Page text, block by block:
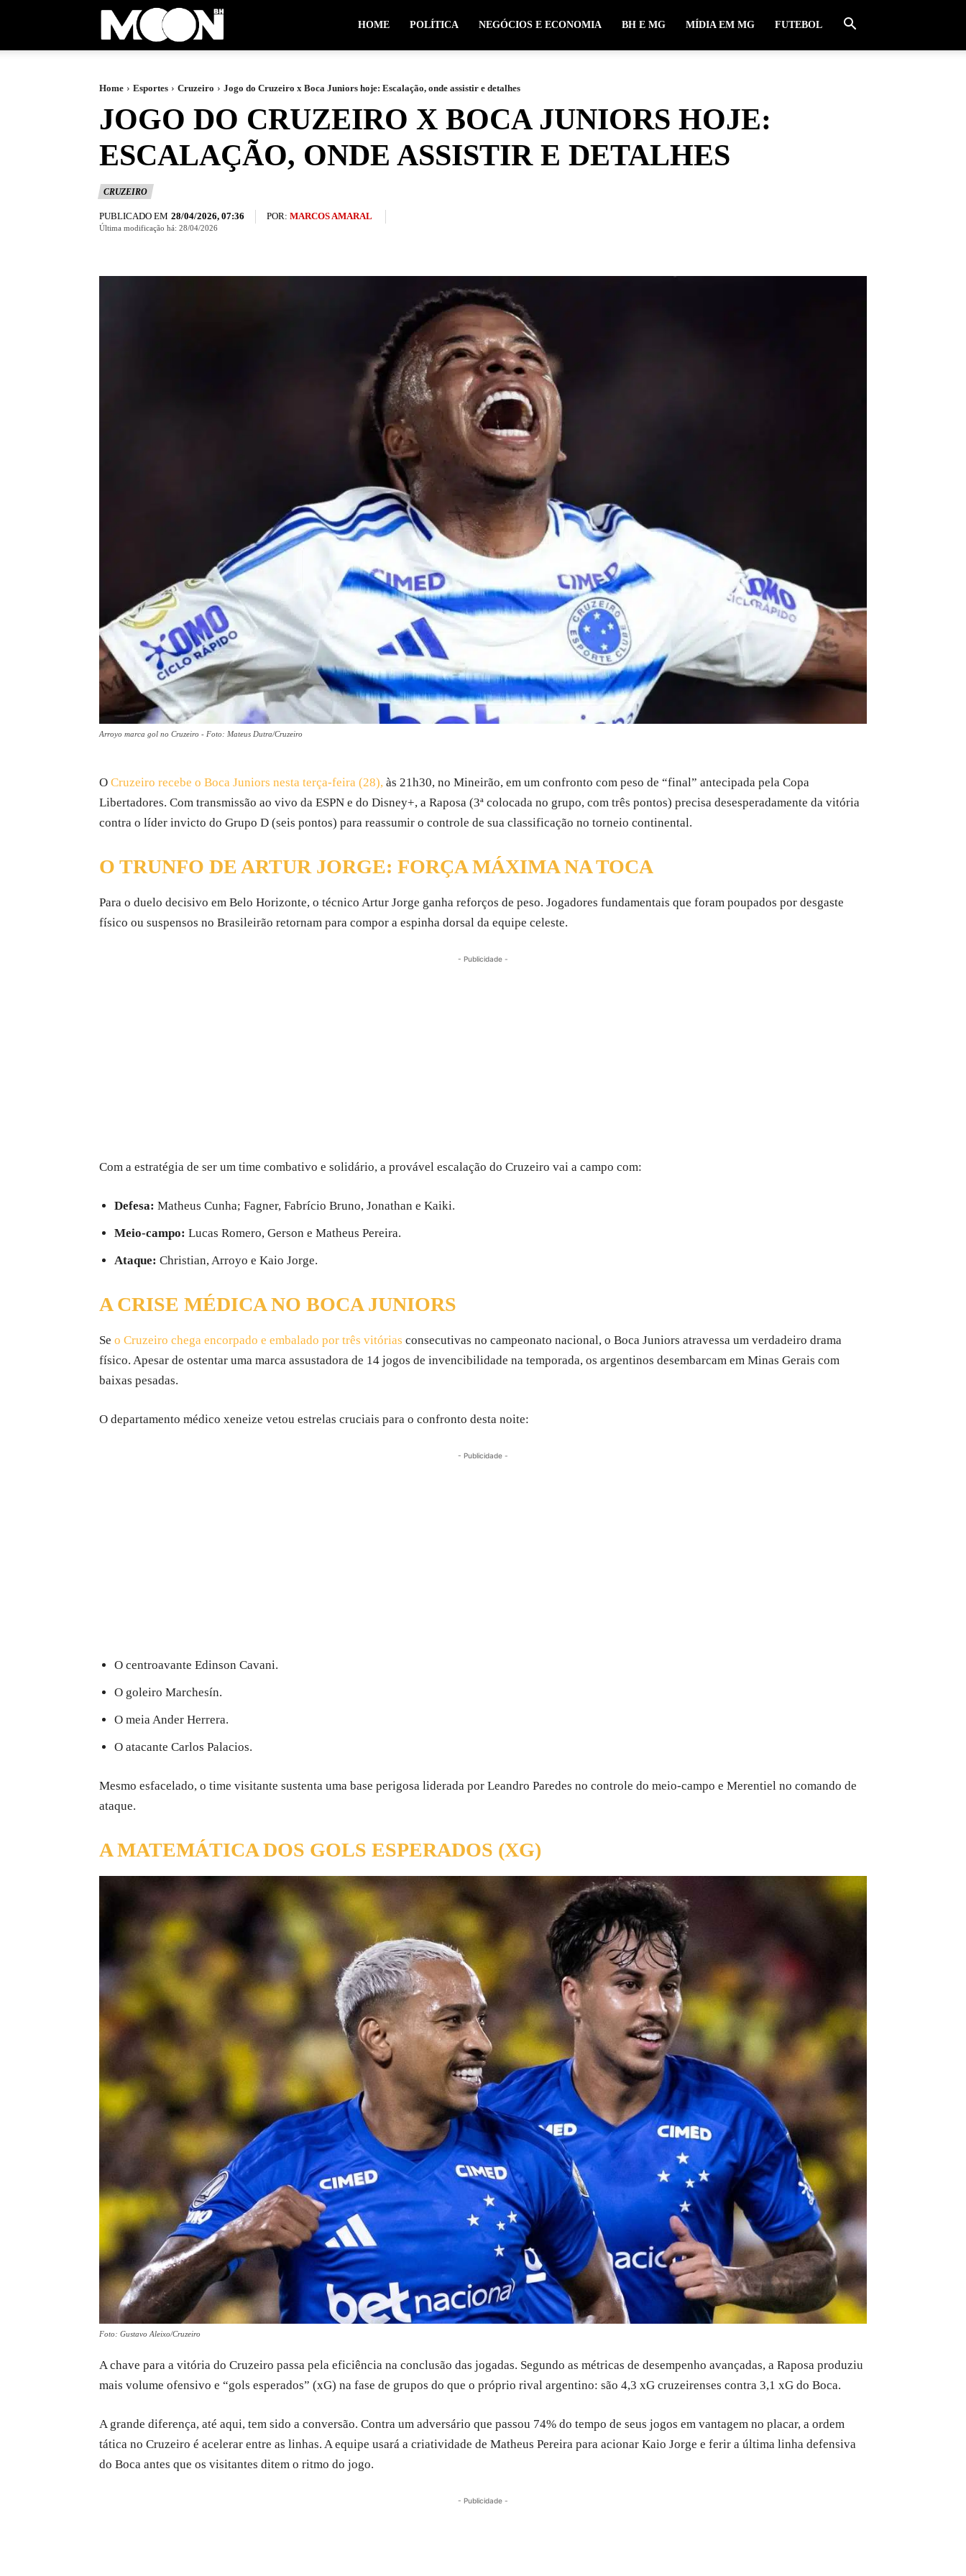
HOME POLÍTICA NEGÓCIOS E ECONOMIA BH E MG MÍDIA EM MG FUTEBOL
Home Esportes Cruzeiro Jogo do Cruzeiro x Boca Juniors hoje: Escalação, onde assistir e detalhes
JOGO DO CRUZEIRO X BOCA JUNIORS HOJE:
ESCALAÇÃO, ONDE ASSISTIR E DETALHES
CRUZEIRO
PUBLICADO EM 28/04/2026, 07:36 POR: MARCOS AMARAL
Última modificação há: 28/04/2026
Arroyo marca gol no Cruzeiro - Foto: Mateus Dutra/Cruzeiro
O Cruzeiro recebe o Boca Juniors nesta terça-feira (28), às 21h30, no Mineirão, em um confronto com peso de “final” antecipada pela Copa
Libertadores. Com transmissão ao vivo da ESPN e do Disney+, a Raposa (3ª colocada no grupo, com três pontos) precisa desesperadamente da vitória
contra o líder invicto do Grupo D (seis pontos) para reassumir o controle de sua classificação no torneio continental.
O TRUNFO DE ARTUR JORGE: FORÇA MÁXIMA NA TOCA
Para o duelo decisivo em Belo Horizonte, o técnico Artur Jorge ganha reforços de peso. Jogadores fundamentais que foram poupados por desgaste
físico ou suspensos no Brasileirão retornam para compor a espinha dorsal da equipe celeste.
- Publicidade -
Com a estratégia de ser um time combativo e solidário, a provável escalação do Cruzeiro vai a campo com:
Defesa: Matheus Cunha; Fagner, Fabrício Bruno, Jonathan e Kaiki.
Meio-campo: Lucas Romero, Gerson e Matheus Pereira.
Ataque: Christian, Arroyo e Kaio Jorge.
A CRISE MÉDICA NO BOCA JUNIORS
Se o Cruzeiro chega encorpado e embalado por três vitórias consecutivas no campeonato nacional, o Boca Juniors atravessa um verdadeiro drama
físico. Apesar de ostentar uma marca assustadora de 14 jogos de invencibilidade na temporada, os argentinos desembarcam em Minas Gerais com
baixas pesadas.
O departamento médico xeneize vetou estrelas cruciais para o confronto desta noite:
- Publicidade -
O centroavante Edinson Cavani.
O goleiro Marchesín.
O meia Ander Herrera.
O atacante Carlos Palacios.
Mesmo esfacelado, o time visitante sustenta uma base perigosa liderada por Leandro Paredes no controle do meio-campo e Merentiel no comando de
ataque.
A MATEMÁTICA DOS GOLS ESPERADOS (XG)
Foto: Gustavo Aleixo/Cruzeiro
A chave para a vitória do Cruzeiro passa pela eficiência na conclusão das jogadas. Segundo as métricas de desempenho avançadas, a Raposa produziu
mais volume ofensivo e “gols esperados” (xG) na fase de grupos do que o próprio rival argentino: são 4,3 xG cruzeirenses contra 3,1 xG do Boca.
A grande diferença, até aqui, tem sido a conversão. Contra um adversário que passou 74% do tempo de seus jogos em vantagem no placar, a ordem
tática no Cruzeiro é acelerar entre as linhas. A equipe usará a criatividade de Matheus Pereira para acionar Kaio Jorge e ferir a última linha defensiva
do Boca antes que os visitantes ditem o ritmo do jogo.
- Publicidade -